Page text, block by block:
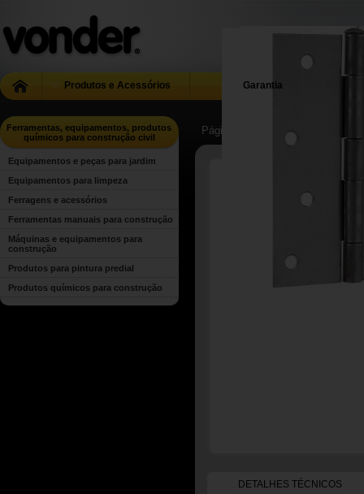
Produtos e Acessórios Garantia
Ferramentas, equipamentos, produtos
químicos para construção civil
Equipamentos e peças para jardim
Equipamentos para limpeza
Ferragens e acessórios
Ferramentas manuais para construção
Máquinas e equipamentos para
construção
Produtos para pintura predial
Produtos químicos para construção
Página Inicial | Ferramentas,
DETALHES TÉCNICOS